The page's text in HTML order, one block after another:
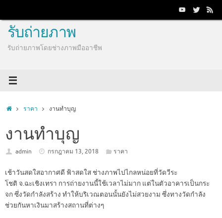
content
รับถ่ายภาพ
รับถ่ายภาพโดยช่างภาพมืออาชีพ
Homeราคา งานทำบุญ
งานทำบุญ
admin กรกฎาคม 13, 2018 ราคา
เช้าวันสดใสอากาศดี ฟ้าสดใส ช่างภาพไปไกลหน่อยที่วัดวีระ
โชติ จ.ฉะเชิงเทรา การถ่ายงานนี้ใช้เวลาไม่มาก แต่ในตัวอาคารเป็นกระ
จก ซึ่งวัดกำลังสร้าง ทำให้บริเวณตอนนั้นยังไม่สวยงาม ซึ่งทางวัดกำลัง
ช่วยกันหาเงินมาสร้างสถานที่ต่างๆ